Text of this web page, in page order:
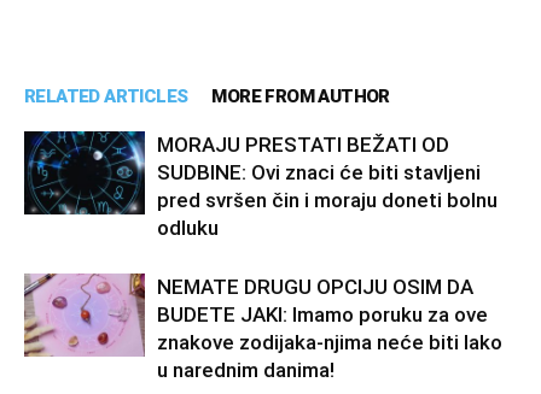
RELATED ARTICLES MORE FROM AUTHOR
MORAJU PRESTATI BEŽATI OD
SUDBINE: Ovi znaci će biti stavljeni
pred svršen čin i moraju doneti bolnu
odluku
NEMATE DRUGU OPCIJU OSIM DA
BUDETE JAKI: Imamo poruku za ove
znakove zodijaka-njima neće biti lako
u narednim danima!